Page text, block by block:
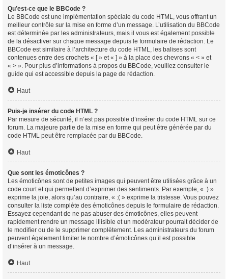
Qu’est-ce que le BBCode ?
Le BBCode est une implémentation spéciale du code HTML, vous offrant un
meilleur contrôle sur la mise en forme d’un message. L’utilisation du BBCode
est déterminée par les administrateurs, mais il vous est également possible
de la désactiver sur chaque message depuis le formulaire de rédaction. Le
BBCode est similaire à l’architecture du code HTML, les balises sont
contenues entre des crochets « [ » et « ] » à la place des chevrons « < » et
« > ». Pour plus d’informations à propos du BBCode, veuillez consulter le
guide qui est accessible depuis la page de rédaction.
Haut
Puis-je insérer du code HTML ?
Par mesure de sécurité, il n’est pas possible d’insérer du code HTML sur ce
forum. La majeure partie de la mise en forme qui peut être générée par du
code HTML peut être remplacée par du BBCode.
Haut
Que sont les émoticônes ?
Les émoticônes sont de petites images qui peuvent être utilisées grâce à un
code court et qui permettent d’exprimer des sentiments. Par exemple, « :) »
exprime la joie, alors qu’au contraire, « :( » exprime la tristesse. Vous pouvez
consulter la liste complète des émoticônes depuis le formulaire de rédaction.
Essayez cependant de ne pas abuser des émoticônes, elles peuvent
rapidement rendre un message illisible et un modérateur pourrait décider de
le modifier ou de le supprimer complètement. Les administrateurs du forum
peuvent également limiter le nombre d’émoticônes qu’il est possible
d’insérer à un message.
Haut